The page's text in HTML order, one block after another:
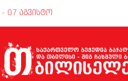
- 07 აგვისტო